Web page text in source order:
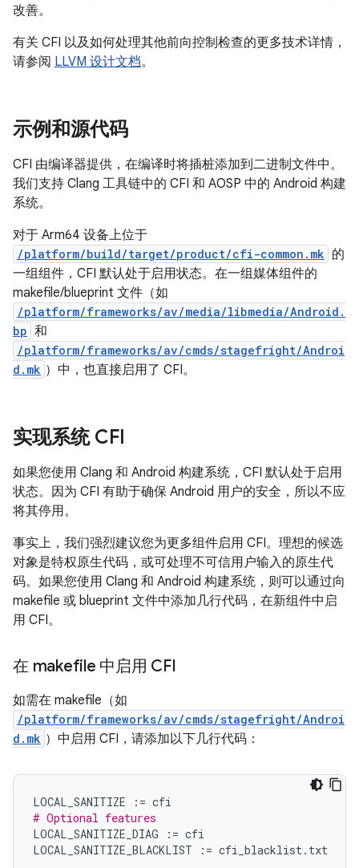
改善。
有关 CFI 以及如何处理其他前向控制检查的更多技术详情，
请参阅 LLVM 设计文档。
示例和源代码
CFI 由编译器提供，在编译时将插桩添加到二进制文件中。
我们支持 Clang 工具链中的 CFI 和 AOSP 中的 Android 构建
系统。
对于 Arm64 设备上位于
/platform/build/target/product/cfi-common.mk 的
一组组件，CFI 默认处于启用状态。在一组媒体组件的
makefile/blueprint 文件（如
/platform/frameworks/av/media/libmedia/Android.
bp 和
/platform/frameworks/av/cmds/stagefright/Androi
d.mk ）中，也直接启用了 CFI。
实现系统 CFI
如果您使用 Clang 和 Android 构建系统，CFI 默认处于启用
状态。因为 CFI 有助于确保 Android 用户的安全，所以不应
将其停用。
事实上，我们强烈建议您为更多组件启用 CFI。理想的候选
对象是特权原生代码，或可处理不可信用户输入的原生代
码。如果您使用 Clang 和 Android 构建系统，则可以通过向
makefile 或 blueprint 文件中添加几行代码，在新组件中启
用 CFI。
在 makefile 中启用 CFI
如需在 makefile（如
/platform/frameworks/av/cmds/stagefright/Androi
d.mk ）中启用 CFI，请添加以下几行代码：
LOCAL_SANITIZE := cfi
# Optional features
LOCAL_SANITIZE_DIAG
:= cfi
LOCAL_SANITIZE_BLACKLIST
:= cfi_blacklist. txt